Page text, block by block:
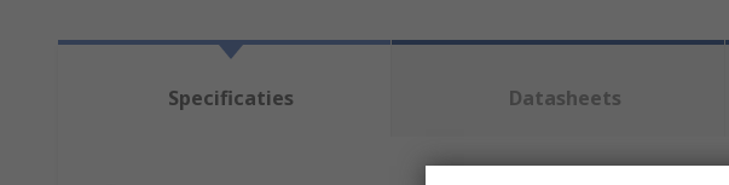
Specificaties Datasheets